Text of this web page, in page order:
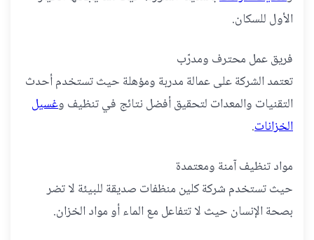
الأول للسكان.
فريق عمل محترف ومدرّب
تعتمد الشركة على عمالة مدربة ومؤهلة حيث تستخدم أحدث
التقنيات والمعدات لتحقيق أفضل نتائج في تنظيف وغسيل
الخزانات.
مواد تنظيف آمنة ومعتمدة
حيث تستخدم شركة كلين منظفات صديقة للبيئة لا تضر
بصحة الإنسان حيث لا تتفاعل مع الماء أو مواد الخزان.